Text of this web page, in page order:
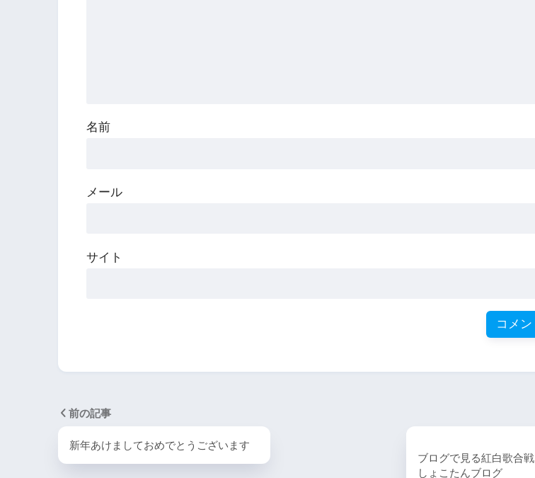
名前
メール
サイト
前の記事
新年あけましておめでとうございます
ブログで見る紅白歌合戦
しょこたんブログ